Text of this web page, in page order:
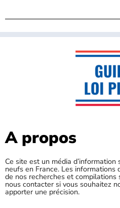
A propos
Ce site est un média
neufs en France. Les
de nos recherches et compilations
nous contacter si vous souhaitez
apporter une précision.